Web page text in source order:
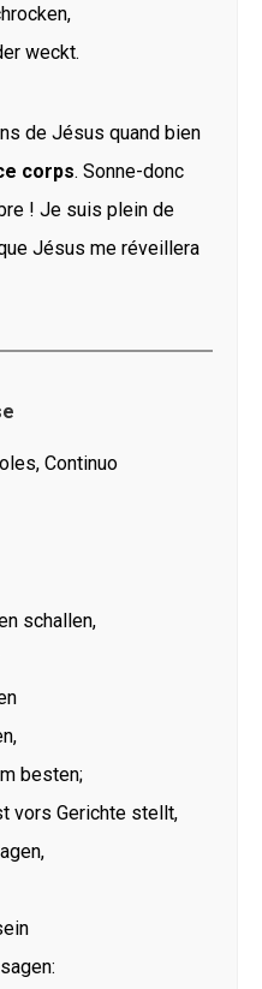
weckt.
de Jésus quand bien
corps. Sonne-donc
! Je suis plein de
Jésus me réveillera
Continuo
schallen,
besten;
vors Gerichte stellt,